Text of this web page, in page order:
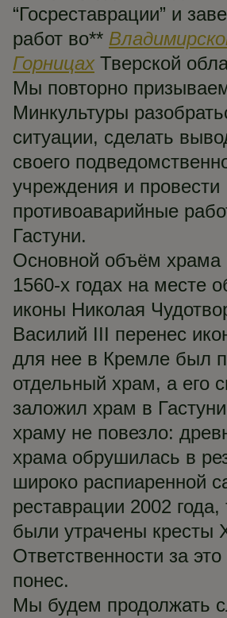
“Госреставрации” и
работ во**
ГорницахТверской
Мы повторно
Минкультуры
ситуации, сделать
своего
учреждения и провести
противоаварийные
Гастуни.
Основной объём храма
1560-х годах на месте
иконы Николая
Василий III перенес
для нее в Кремле был
отдельный храм, а его
заложил храм в
храму не повезло:
храма обрушилась в
широко распиаренной
реставрации 2002 года,
были утрачены кресты
Ответственности за
понес.
Мы будем продолжать